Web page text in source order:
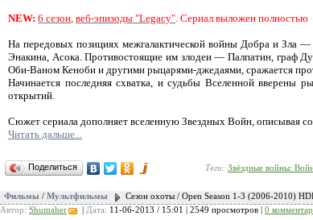
NEW: 6 сезон, веб-эпизоды "Legacy". Сериал выложен полностью
На передовых позициях межгалактической войны Добра и Зла
Энакина, Асока. Противостоящие им злодеи — Палпатин, граф
Оби-Ваном Кеноби и другими рыцарями-джедаями, сражается
Начинается последняя схватка, и судьбы Вселенной
открытий.
Сюжет сериала дополняет вселенную Звездных Войн, описывая
Читать дальше...
Поделиться Теги: Звёздные войны:
Фильмы / Мультфильмы
Сезон охоты / Open Season 1-3 (2006-2010)
Автор: Shumaher Дата: 11-06-2013 / 15:01 | 2549 просмотров | 0